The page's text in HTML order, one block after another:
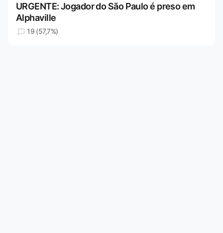
URGENTE: Jogador do São Paulo é preso em
Alphaville
19 (57,7%)